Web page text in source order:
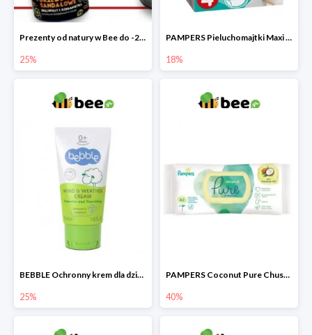
Prezenty od natury w Bee do -25%
25%
PAMPERS Pieluchomajtki Maxi Pants 4
18%
BEBBLE Ochronny krem dla dzieci Wiatr i chłód
25%
PAMPERS Coconut Pure Chusteczki nawilżające
40%